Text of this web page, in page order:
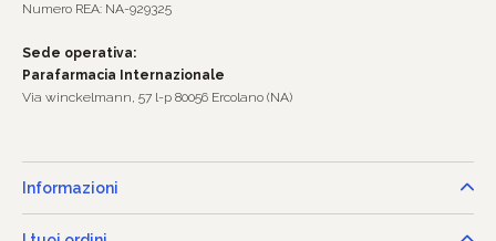
Numero REA: NA-929325
Sede operativa:
Parafarmacia Internazionale
Via winckelmann, 57 l-p 80056 Ercolano (NA)
Informazioni